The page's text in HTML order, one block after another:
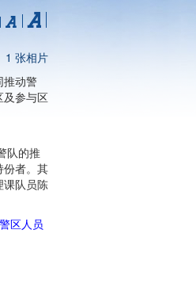
1 张相片
推动警
及参与区
队的推
份者。其
课队员陈
区人员